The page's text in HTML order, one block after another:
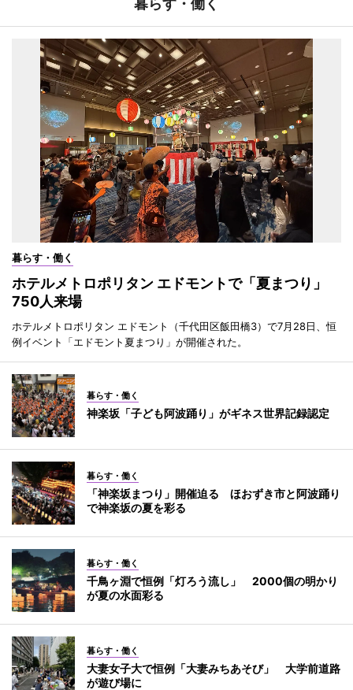
暮らす・働く
暮らす・働く
ホテルメトロポリタン エドモントで「夏まつり」
750人来場
ホテルメトロポリタン エドモント（千代田区飯田橋3）で7月28日、恒
例イベント「エドモント夏まつり」が開催された。
暮らす・働く
神楽坂「子ども阿波踊り」がギネス世界記録認定
暮らす・働く
「神楽坂まつり」開催迫る ほおずき市と阿波踊り
で神楽坂の夏を彩る
暮らす・働く
千鳥ヶ淵で恒例「灯ろう流し」 2000個の明かり
が夏の水面彩る
暮らす・働く
大妻女子大で恒例「大妻みちあそび」 大学前道路
が遊び場に